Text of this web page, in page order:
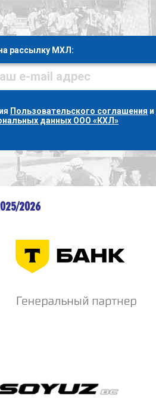
рассылку МХЛ:
Пользовательского соглашения и
данных ООО «КХЛ»
2026